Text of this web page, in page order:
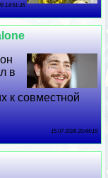
14:51:35
в
к совместной
15 07 2026 20:44:19